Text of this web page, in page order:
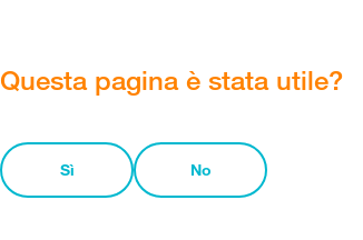
Questa pagina è stata utile?
Sì No